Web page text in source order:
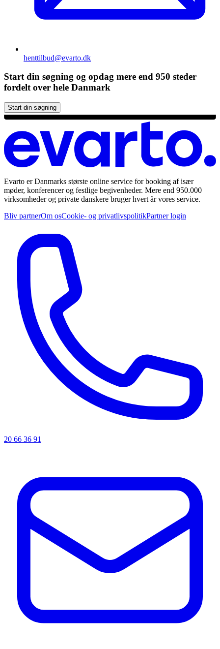
henttilbud@evarto.dk
Start din søgning og opdag mere end 950 steder
fordelt over hele Danmark
Start din søgning
Evarto er Danmarks største online service for booking af især
møder, konferencer og festlige begivenheder. Mere end 950.000
virksomheder og private danskere bruger hvert år vores service.
Bliv partnerOm osCookie- og privatlivspolitikPartner login
20 66 36 91